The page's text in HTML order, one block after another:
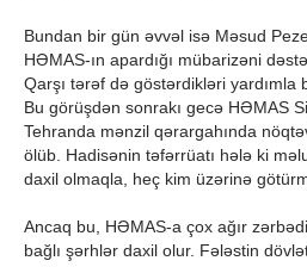
Bundan bir gün əvvəl isə Məsud
HƏMAS-ın apardığı mübarizəni
Qarşı tərəf də göstərdikləri yardımla
Bu görüşdən sonrakı gecə HƏMAS
Tehranda mənzil qərargahında
ölüb. Hadisənin təfərrüatı hələ ki
daxil olmaqla, heç kim üzərinə
Ancaq bu, HƏMAS-a çox ağır
bağlı şərhlər daxil olur. Fələstin